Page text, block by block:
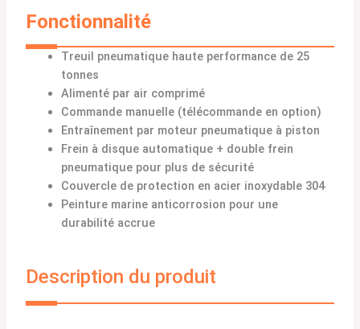
Fonctionnalité
Treuil pneumatique haute performance de 25
tonnes
Alimenté par air comprimé
Commande manuelle (télécommande en option)
Entraînement par moteur pneumatique à piston
Frein à disque automatique + double frein
pneumatique pour plus de sécurité
Couvercle de protection en acier inoxydable 304
Peinture marine anticorrosion pour une
durabilité accrue
Description du produit